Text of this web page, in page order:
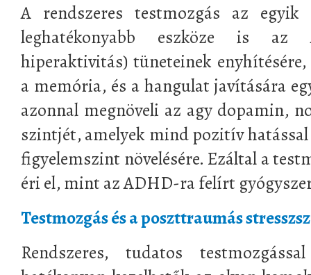
A rendszeres testmozgás az egyik
leghatékonyabb eszköze is az
hiperaktivitás) tüneteinek
a memória, és a hangulat javítására
azonnal megnöveli az agy dopamin,
szintjét, amelyek mind pozitív hatással
figyelemszint növelésére. Ezáltal a
éri el, mint az ADHD-ra felírt
Testmozgás és a poszttraumás
Rendszeres, tudatos